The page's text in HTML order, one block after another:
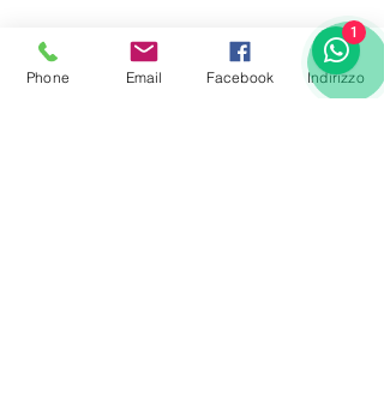
Phone Email Facebook Indirizzo
1